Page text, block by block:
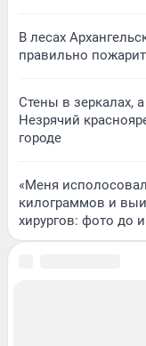
В лесах
правильно
Стены в зеркалах,
Незрячий
городе
«Меня
килограммов и
хирургов: фото до